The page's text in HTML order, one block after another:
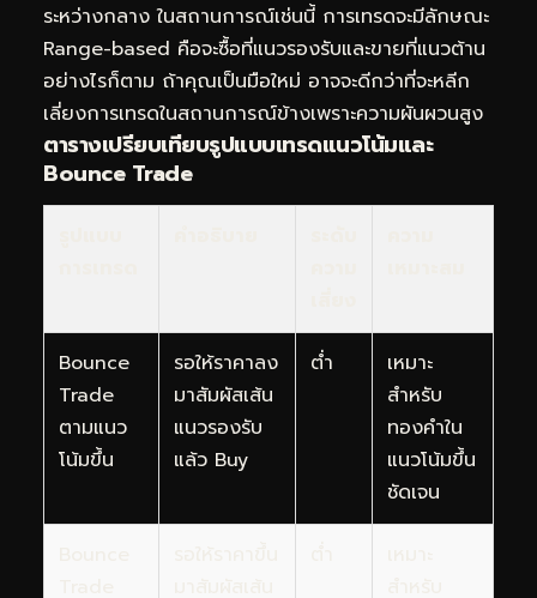
ระหว่างกลาง ในสถานการณ์เช่นนี้ การเทรดจะมีลักษณะ
Range-based คือจะซื้อที่แนวรองรับและขายที่แนวต้าน
อย่างไรก็ตาม ถ้าคุณเป็นมือใหม่ อาจจะดีกว่าที่จะหลีก
เลี่ยงการเทรดในสถานการณ์ข้างเพราะความผันผวนสูง
ตารางเปรียบเทียบรูปแบบเทรดแนวโน้มและ
Bounce Trade
Bounce
Trade
ตามแนว
โน้มขึ้น
รอให้ราคาลง
มาสัมผัสเส้น
แนวรองรับ
แล้ว Buy
ต่ำ
เหมาะ
สำหรับ
ทองคำใน
แนวโน้มขึ้น
ชัดเจน